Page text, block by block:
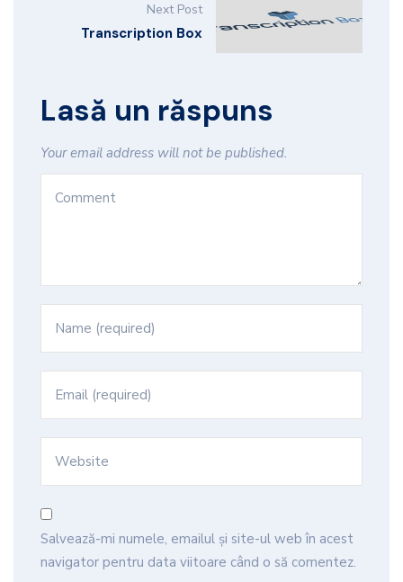
Next Post
Transcription Box
Lasă un răspuns
Your email address will not be published.
Salvează-mi numele, emailul și site-ul web în acest
navigator pentru data viitoare când o să comentez.